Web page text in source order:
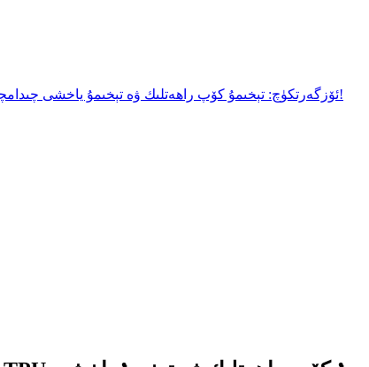
ئەقلىي ئىقتىدارلىق كىيىشكە بولىدىغان ئۈسكۈنىلەر ئۈچۈن Skin-Soft TPU ئۆزگەرتكۈچ: تېخىمۇ كۆپ راھەتلىك ۋە تېخىمۇ ياخشى چىدامچانلىق بىلەن تەمىنلەيدۇ!